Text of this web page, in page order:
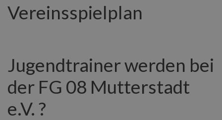
Vereinsspielplan
Jugendtrainer werden bei
der FG 08 Mutterstadt
e.V. ?